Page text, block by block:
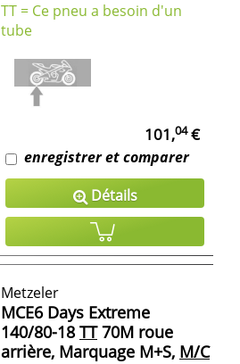
TT = Ce pneu a besoin d'un
tube
101,04€
enregistrer et comparer
Détails
Metzeler
MCE6 Days Extreme
140/80-18 TT70M roue
arrière, Marquage M+S, M/C